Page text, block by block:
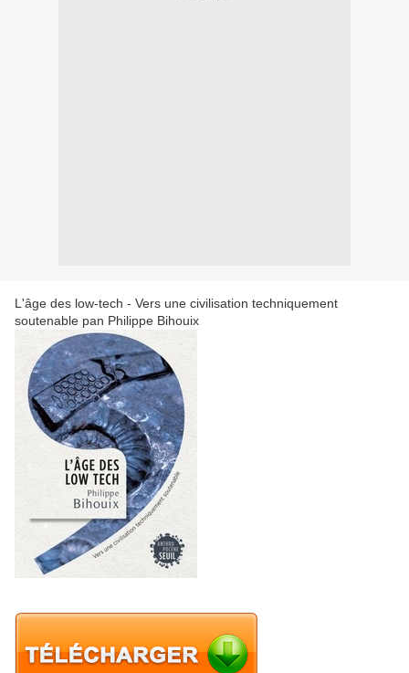
L'âge des low-tech - Vers une civilisation techniquement
soutenable pan Philippe Bihouix